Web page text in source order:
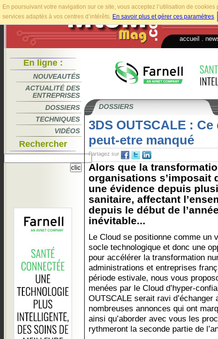
En poursuivant votre navigation sur ce site, vous acceptez l’utilisation de
services adaptés à vos centres d’intérêts. En savoir plus et gérer ces paramètres.
accueil
En ligne :
NOUVEAUTÉS
ACTUALITÉ DES
ENTREPRISES
DOSSIERS
TECHNIQUES
VIDÉOS
Rechercher
DOSSIERS
3DS OUTSCALE :
peut-etre manqué
Partagez sur
Alors que la
organisations s’imposait
une évidence depuis
sanitaire, affectant
depuis le début de
inévitable...
Le Cloud se positionne comme un
socle technologique et donc une
pour accélérer la transformation
administrations et entreprises
période estivale, nous vous
menées par le Cloud d’hyper-
OUTSCALE serait ravi
nombreuses annonces qui ont
ainsi qu’aborder avec vous les
rythmeront la seconde partie de